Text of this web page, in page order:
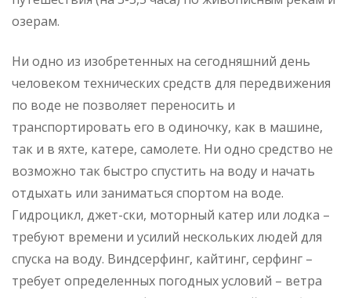
озерам.
Ни одно из изобретенных на сегодняшний день
человеком технических средств для передвижения
по воде не позволяет переносить и
транспортировать его в одиночку, как в машине,
так и в яхте, катере, самолете. Ни одно средство не
возможно так быстро спустить на воду и начать
отдыхать или заниматься спортом на воде.
Гидроцикл, джет-ски, моторный катер или лодка –
требуют времени и усилий нескольких людей для
спуска на воду. Виндсерфинг, кайтинг, серфинг –
требует определенных погодных условий – ветра